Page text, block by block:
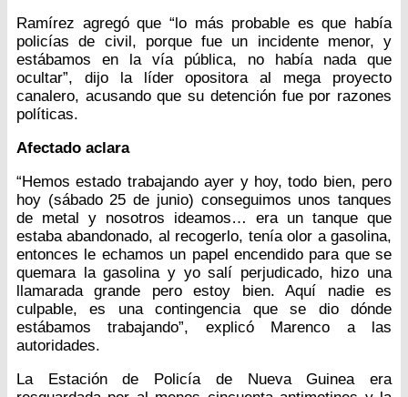
Ramírez agregó que “lo más probable es que había
policías de civil, porque fue un incidente menor, y
estábamos en la vía pública, no había nada que
ocultar”, dijo la líder opositora al mega proyecto
canalero, acusando que su detención fue por razones
políticas.
Afectado aclara
“Hemos estado trabajando ayer y hoy, todo bien, pero
hoy (sábado 25 de junio) conseguimos unos tanques
de metal y nosotros ideamos… era un tanque que
estaba abandonado, al recogerlo, tenía olor a gasolina,
entonces le echamos un papel encendido para que se
quemara la gasolina y yo salí perjudicado, hizo una
llamarada grande pero estoy bien. Aquí nadie es
culpable, es una contingencia que se dio dónde
estábamos trabajando”, explicó Marenco a las
autoridades.
La Estación de Policía de Nueva Guinea era